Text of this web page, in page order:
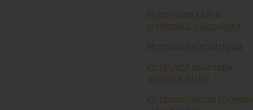
Ипотекани қайта
молиялаш ташкилоти
Истеъмол кредитлари
Истеъмол нархлари
индекси (ИНИ)
Истеъмолчилар